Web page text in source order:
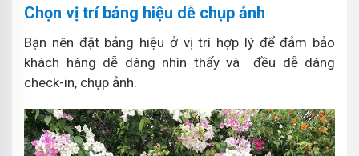
Chọn vị trí bảng hiệu dễ chụp ảnh
Bạn nên đặt bảng hiệu ở vị trí hợp lý để đảm bảo
khách hàng dễ dàng nhìn thấy và đều dễ dàng
check-in, chụp ảnh.